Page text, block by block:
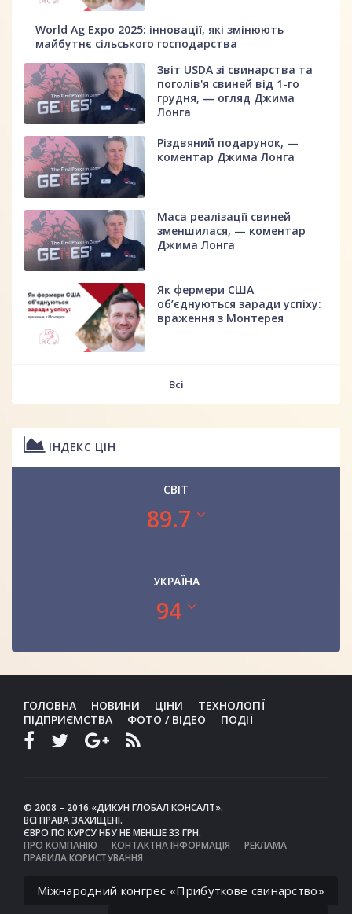
World Ag Expo 2025: інновації, які змінюють
майбутнє сільського господарства
Звіт USDA зі свинарства та
поголів'я свиней від 1-го
грудня, — огляд Джима
Лонга
Різдвяний подарунок, —
коментар Джима Лонга
Маса реалізації свиней
зменшилася, — коментар
Джима Лонга
Як фермери США
об’єднуються заради успіху:
враження з Монтерея
Всі
ІНДЕКС ЦІН
СВІТ
89.7
УКРАЇНА
94
ГОЛОВНА НОВИНИ ЦІНИ
ТЕХНОЛОГІЇ
ПІДПРИЄМСТВА
ФОТО / ВІДЕО ПОДІЇ
© 2008 – 2016 «ДИКУН ГЛОБАЛ КОНСАЛТ».
ВСІ ПРАВА ЗАХИЩЕНІ.
ЄВРО ПО КУРСУ НБУ НЕ МЕНШЕ 33 ГРН.
ПРО КОМПАНІЮ
КОНТАКТНА ІНФОРМАЦІЯ
РЕКЛАМА
ПРАВИЛА КОРИСТУВАННЯ
Міжнародний конгрес «Прибуткове свинарство»